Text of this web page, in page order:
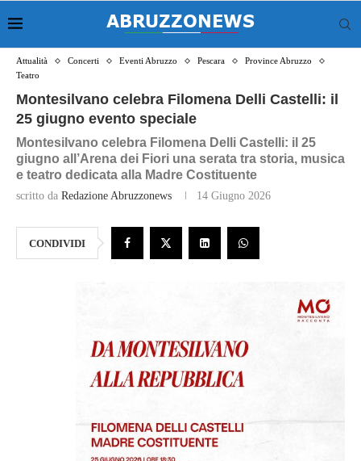
Attualità Concerti Eventi Abruzzo Pescara
Province Abruzzo
Teatro
Montesilvano celebra Filomena Delli Castelli: il
25 giugno evento speciale
Montesilvano celebra Filomena Delli Castelli: il 25
giugno all’Arena dei Fiori una serata tra storia, musica
e teatro dedicata alla Madre Costituente
scritto da Redazione Abruzzonews 14 Giugno 2026
CONDIVIDI